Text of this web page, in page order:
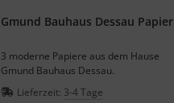
Gmund Bauhaus Dessau Papier
3 moderne Papiere aus dem Hause
Gmund Bauhaus Dessau.
Lieferzeit: 3-4 Tage